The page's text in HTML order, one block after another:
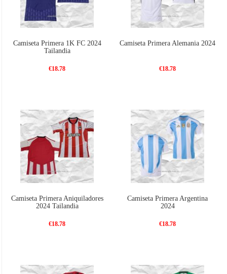
Camiseta Primera 1K FC 2024
Tailandia
€18.78
Camiseta Primera Alemania 2024
€18.78
Camiseta Primera Aniquiladores
2024 Tailandia
€18.78
Camiseta Primera Argentina
2024
€18.78